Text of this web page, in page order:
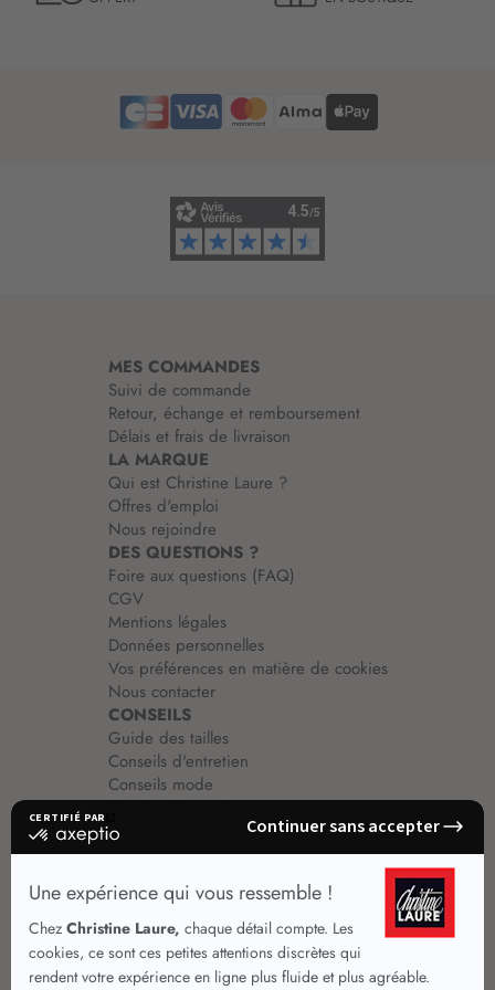
MES COMMANDES
Suivi de commande
Retour, échange et remboursement
Délais et frais de livraison
LA MARQUE
Qui est Christine Laure ?
Offres d'emploi
Nous rejoindre
DES QUESTIONS ?
Foire aux questions (FAQ)
CGV
Mentions légales
Données personnelles
Vos préférences en matière de cookies
Nous contacter
CONSEILS
Guide des tailles
Conseils d'entretien
Conseils mode
Guide vêtements
Vêtements pour femmes
Vêtements de qualité
Jupes été
Chemisiers